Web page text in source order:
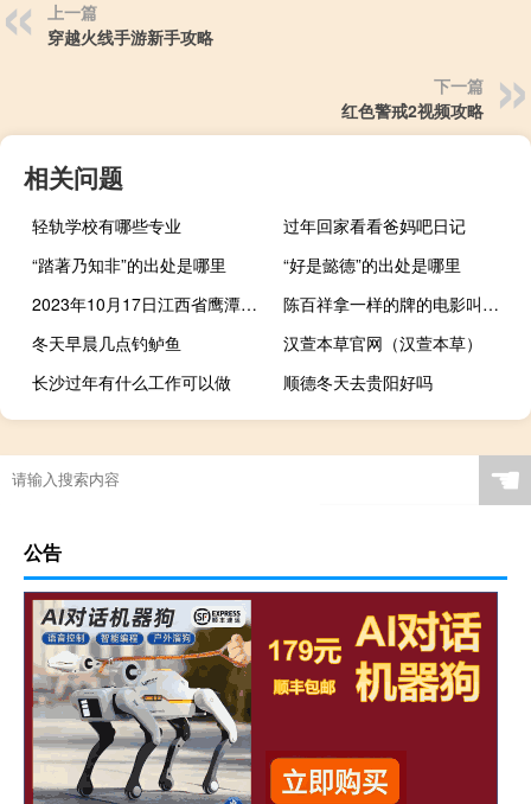
上一篇
穿越火线手游新手攻略
下一篇
红色警戒2视频攻略
相关问题
轻轨学校有哪些专业
过年回家看看爸妈吧日记
“踏著乃知非”的出处是哪里
“好是懿德”的出处是哪里
2023年10月17日江西省鹰潭市疫情大数据-今日/今天疫情全网搜索最新实时消息动态情况通知播报
陈百祥拿一样的牌的电影叫什么
冬天早晨几点钓鲈鱼
汉萱本草官网（汉萱本草）
长沙过年有什么工作可以做
顺德冬天去贵阳好吗
☚
公告